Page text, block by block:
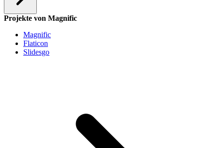
Projekte von Magnific
Magnific
Flaticon
Slidesgo